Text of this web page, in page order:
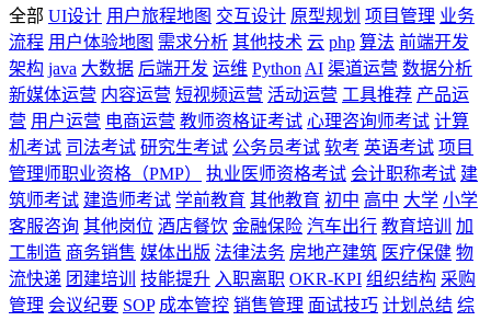
全部 UI设计 用户旅程地图 交互设计 原型规划 项目管理 业务
流程 用户体验地图 需求分析 其他技术 云 php 算法 前端开发
架构 java 大数据 后端开发 运维 Python AI 渠道运营 数据分析
新媒体运营 内容运营 短视频运营 活动运营 工具推荐 产品运
营 用户运营 电商运营 教师资格证考试 心理咨询师考试 计算
机考试 司法考试 研究生考试 公务员考试 软考 英语考试 项目
管理师职业资格（PMP）
执业医师资格考试 会计职称考试 建
筑师考试 建造师考试 学前教育 其他教育 初中 高中 大学 小学
客服咨询 其他岗位 酒店餐饮 金融保险 汽车出行 教育培训
加
工制造 商务销售 媒体出版 法律法务 房地产建筑 医疗保健 物
流快递 团建培训 技能提升 入职离职 OKR-KPI 组织结构 采购
管理 会议纪要 SOP 成本管控 销售管理 面试技巧 计划总结 综